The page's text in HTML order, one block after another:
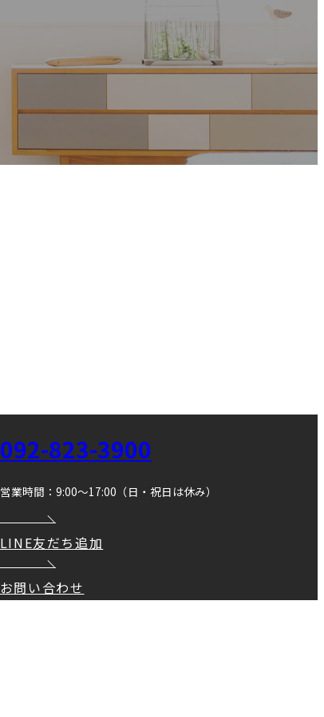
092-823-3900
営業時間：9:00～17:00（日・祝日は休み）
LINE友だち追加
お問い合わせ